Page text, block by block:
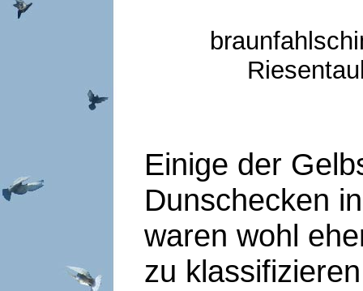
Einige der
Dunschecken
waren wohl
zu